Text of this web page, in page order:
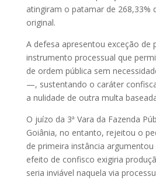
atingiram o patamar de 268,33%
original.
A defesa apresentou exceção
instrumento processual que
de ordem pública sem
—, sustentando o caráter
a nulidade de outra multa
O juízo da 3ª Vara da Fazenda
Goiânia, no entanto, rejeitou o
de primeira instância argumentou
efeito de confisco exigiria
seria inviável naquela via